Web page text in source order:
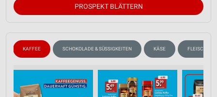
PROSPEKT BLÄTTERN
KAFFEE SCHOKOLADE & SÜSSIGKEITEN KÄSE FLEISCH &